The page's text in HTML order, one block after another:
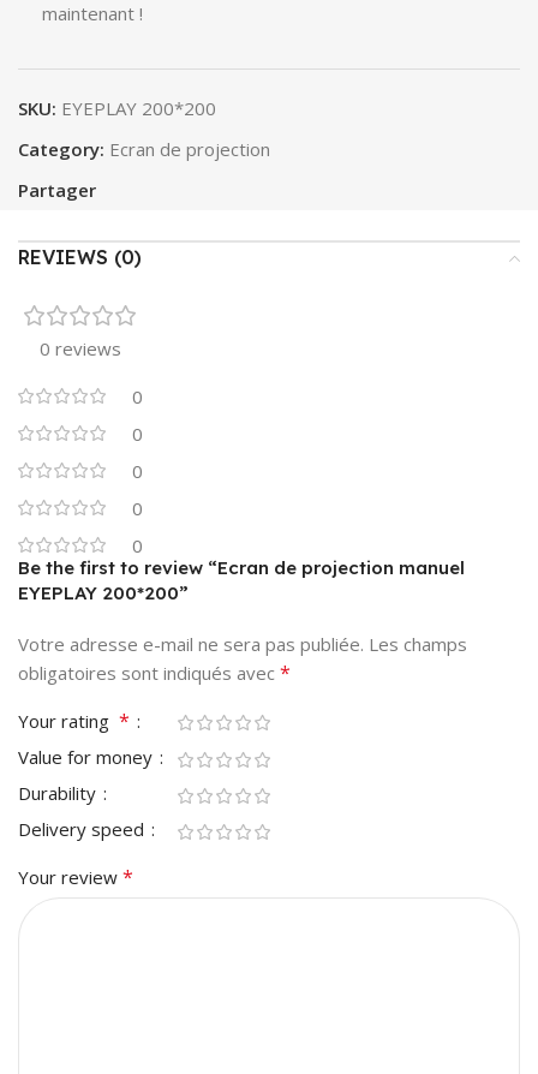
maintenant !
SKU: EYEPLAY 200*200
Category: Ecran de projection
Partager
REVIEWS (0)
0 reviews
0
0
0
0
0
Be the first to review “Ecran de projection manuel
EYEPLAY 200*200”
Votre adresse e-mail ne sera pas publiée. Les champs
obligatoires sont indiqués avec *
Your rating *
Value for money
Durability
Delivery speed
Your review *